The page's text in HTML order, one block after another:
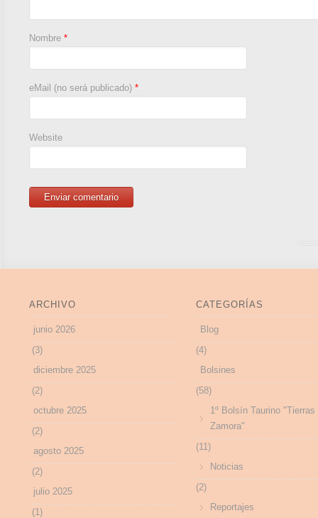
Nombre *
eMail (no será publicado) *
Website
ARCHIVO
junio 2026
(3)
diciembre 2025
(2)
octubre 2025
(2)
agosto 2025
(2)
julio 2025
(1)
CATEGORÍAS
Blog
(4)
Bolsines
(58)
1º Bolsín Taurino "Tierras
Zamora"
(11)
Noticias
(2)
Reportajes